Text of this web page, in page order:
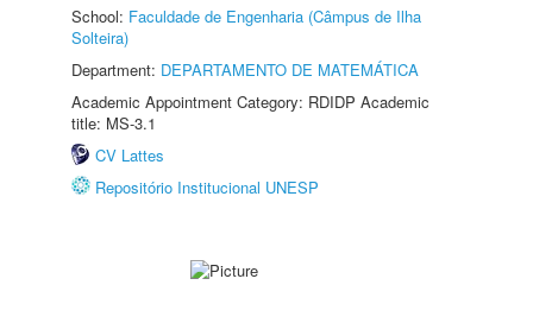
School: Faculdade de Engenharia (Câmpus de Ilha
Solteira)
Department: DEPARTAMENTO DE MATEMÁTICA
Academic Appointment Category: RDIDP Academic
title: MS-3.1
CV Lattes
Repositório Institucional UNESP